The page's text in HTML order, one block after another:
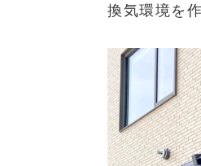
換気環境を